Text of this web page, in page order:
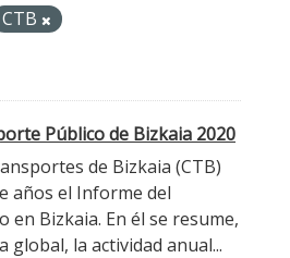
CTB
Público de Bizkaia 2020
de Bizkaia (CTB)
años el Informe del
en Bizkaia. En él se resume,
global, la actividad anual...